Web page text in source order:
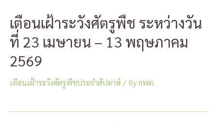
เตือนเฝ้าระวังศัตรูพืช ระหว่างวัน
ที่ 23 เมษายน – 13 พฤษภาคม
2569
เตือนเฝ้าระวังศัตรูพืชประจำสัปดาห์ / Byกพต.